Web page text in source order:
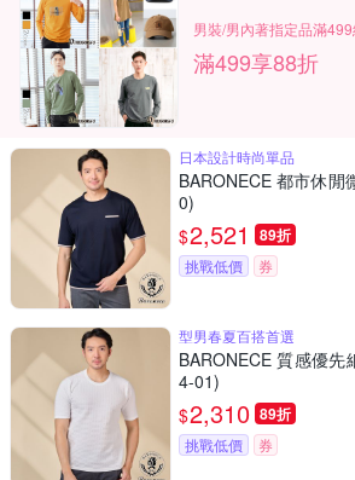
男裝/男內著指定品滿
滿499享88折
日本設計時尚單品
BARONECE 都市休閒
0)
$2,521 89折
挑戰低價 券
型男春夏百搭首選
BARONECE 質感優
4-01)
$2,310 89折
挑戰低價 券